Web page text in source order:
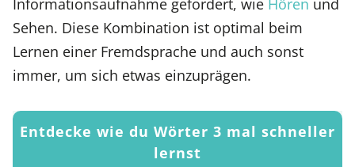
Sehen. Diese Kombination ist optimal beim
Lernen einer Fremdsprache und auch sonst
immer, um sich etwas einzuprägen.
Entdecke wie du Wörter 3 mal schneller
lernst